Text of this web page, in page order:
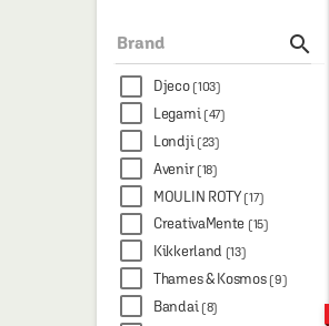
Kit pentru cusut
Set desen (5)
Set stickere
Titirez (5)
Zmeu (5)
Caleidoscop
Joc educativ (4)
Jucarie muzicala (4)
Set joaca (4)
Joc interactiv (3)
Jucarie creativa
Brand 
Djeco (103)
Legami (47)
Londji (23)
Avenir (18)
MOULIN ROTY (17)
CreativaMente (15)
Kikkerland (13)
Thames & Kosmos (9)
Bandai (8)